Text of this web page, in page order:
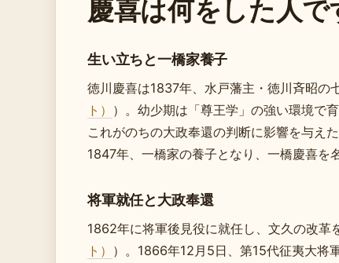
慶喜は何をした人で
生い立ちと一橋家養子
徳川慶喜は1837年、水戸藩主・徳川斉昭の
ト） ）。幼少期は「尊王学」の強い環境で育
これがのちの大政奉還の判断に影響を与え
1847年、一橋家の養子となり、一橋慶喜を
将軍就任と大政奉還
1862年に将軍後見役に就任し、文久の改革
ト） ）。1866年12月5日、第15代征夷大将